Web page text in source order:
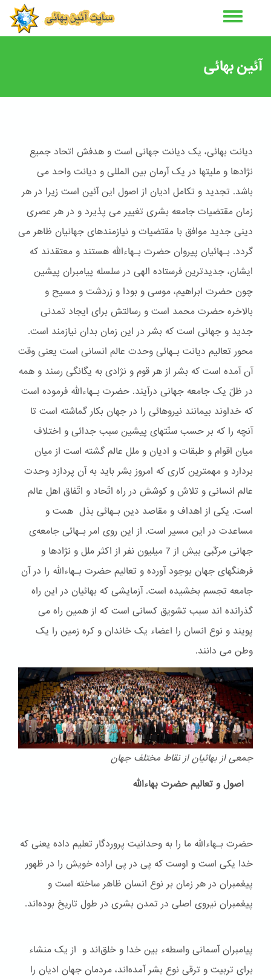
آئین بهائی
دیانت بهائی، یک دیانت جهانی است و هدفش اتحاد جمیع
نژادها و ملیتها در یک آرمان بین المللی و دیانت واحد می
باشد. تجدید و تکامل ادیان از اصول این آئین است زیرا در هر
زمان مقتضیات جامعه بشری تغییر می پذیرد و در هر عصری
دینی جدید موافق با مقتضیات و نیازمندهای جهانیان ظاهر می
گردد. بـهائیان پیروان حضرت بـهاءالله هستند و معتقدند که
ایشان، جدیدترین فرستاده الهی در سلسله پیامبران پیشین
چون حضرت ابراهیم، موسی و بودا و زردشت و مسیح و
بالاخره حضرت محمد است و رسالتش برای ایجاد تمدنی
جدید و جهانی است که بشر در این زمان بدان نیازمند است.
محور تعالیم دیانت بـهائی وحدت عالم انسانی است یعنی وقت
آن آمده است که بشر از هر قوم و نژادی به یگانگی رسند و همه
در ظلّ یک جامعه جهانی درآیند. حضرت بـهاءالله فرموده است
که خداوند بیمانند نیروهائی را در جهان بکار گماشته است تا
آنچه را که بر حسب سنّتهای پیشین سبب جدائی و اختلاف
میان اقوام و طبقات و ادیان و ملل عالم گشته است از میان
بردارد و مهمترین کاری که امروز بشر باید به آن پردازد وحدت
عالم انسانی و تلاش و کوشش در راه اتّحاد و اتّفاق اهل عالم
است. یکی از اهداف و مقاصد دین بـهائی بذل همت و
مساعدت در این مسیر است. از این روی امر بـهائی جامعه‌ی
جهانی مرکّبی بیش از 7 میلیون نفر از اکثر ملل و نژادها و
فرهنگهای جهان بوجود آورده و تعالیم حضرت بـهاءالله را در آن
جامعه تجسم بخشیده است. آزمایشی که بهائیان در این راه
گذرانده اند سبب تشویق کسانی است که از همین راه می
پویند و نوع انسان را اعضاء یک خاندان و کره زمین را یک
وطن می دانند.
جمعی از بهائیان از نقاط مختلف جهان
اصول و تعالیم حضرت بهاءالله
حضرت بـهاءالله ما را به وحدانیت پروردگار تعلیم داده یعنی که
خدا یکی است و اوست که پی در پی اراده خویش را در ظهور
پیغمبران در هر زمان بر نوع انسان ظاهر ساخته است و
پیغمبران نیروی اصلی در تمدن بشری در طول تاریخ بوده‌اند.
پیامبران آسمانی واسطهء بین خدا و خلق‌اند و از یک منشاء
برای تربیت و ترقی نوع بشر آمده‌اند، مردمان جهان ادیان را